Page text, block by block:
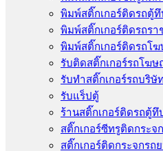
พิมพ์สติ๊กเกอร์ติดรถตู้ทึ
พิมพ์สติ๊กเกอร์ติดรถรา
พิมพ์สติ๊กเกอร์ติดรถโ
รับติดสติ๊กเกอร์รถโฆษ
รับทำสติ๊กเกอร์รถบริษัท
รับแร็ปตู้
ร้านสติ๊กเกอร์ติดรถตู้ทึ
สติ๊กเกอร์ซีทรูติดกระจ
สติ๊กเกอร์ติดกระจกรถ